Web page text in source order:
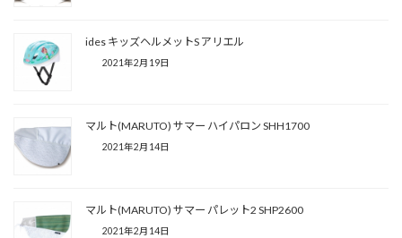
ides キッズヘルメットS アリエル
2021年2月19日
マルト(MARUTO) サマー ハイパロン SHH1700
2021年2月14日
マルト(MARUTO) サマー パレット2 SHP2600
2021年2月14日